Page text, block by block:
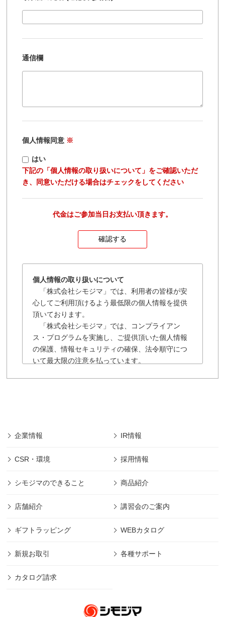
通信欄
個人情報同意 ※
はい
下記の「個人情報の取り扱いについて」をご確認いただ
き、同意いただける場合はチェックをしてください
代金はご参加当日お支払い頂きます。
個人情報の取り扱いについて
「株式会社シモジマ」では、利用者の皆様が安
心してご利用頂けるよう最低限の個人情報を提供
頂いております。
「株式会社シモジマ」では、コンプライアン
ス・プログラムを実施し、ご提供頂いた個人情報
の保護、情報セキュリティの確保、法令順守につ
いて最大限の注意を払っています。
報の保護に細心の注意を払うものとします。
供されるサービスのみであります。
■本規約に明記された場合を除き、目的以外の利用
■本規約に明記された場合を除き、第三者への開示
■その他本規約に規定された方法での適切な管理を
■「株式会社シモジマ」は利用者の許可なくして、
「株式会社シモジマ」が、個人情報取得内容の変
には、利用者がその内容を知ることができるよ
う、「株式会社シモジマ」ホームページのお知ら
企業情報 IR情報
CSR・環境 採用情報
シモジマのできること 商品紹介
店舗紹介 講習会のご案内
ギフトラッピング WEBカタログ
新規お取引 各種サポート
カタログ請求